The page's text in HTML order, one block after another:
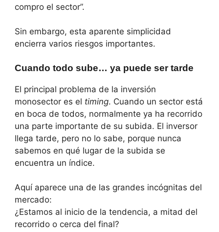
compro el sector”.
Sin embargo, esta aparente simplicidad
encierra varios riesgos importantes.
Cuando todo sube… ya puede ser tarde
El principal problema de la inversión
monosector es el timing. Cuando un sector está
en boca de todos, normalmente ya ha recorrido
una parte importante de su subida. El inversor
llega tarde, pero no lo sabe, porque nunca
sabemos en qué lugar de la subida se
encuentra un índice.
Aquí aparece una de las grandes incógnitas del
mercado:
¿Estamos al inicio de la tendencia, a mitad del
recorrido o cerca del final?